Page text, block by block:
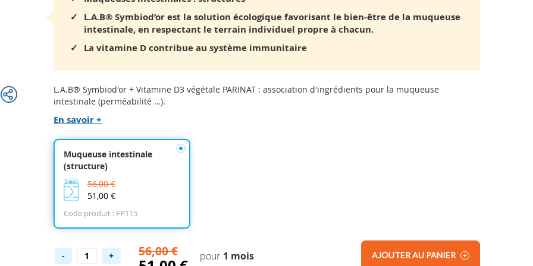
L.A.B® Symbiod’or est la solution écologique favorisant le bien-être de la muqueuse
intestinale, en respectant le terrain individuel propre à chacun.
La vitamine D contribue au système immunitaire
L.A.B® Symbiod'or + Vitamine D3 végétale PARINAT : association d'ingrédients pour la muqueuse
intestinale (perméabilité …).
En savoir +
Muqueuse intestinale
(structure)
51,00 €
56,00 €
Code produit : FP115
- + AJOUTER AU PANIER
56,00 € 1 mois